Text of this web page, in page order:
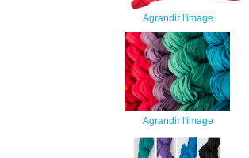
Agrandir l'image
Agrandir l'image